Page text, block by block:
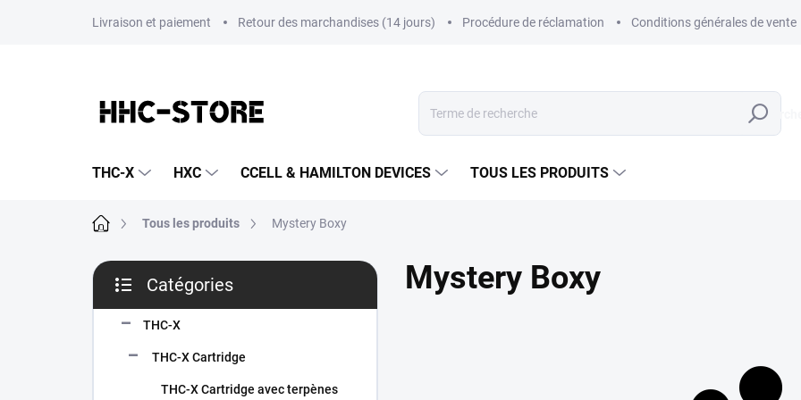
Livraison et paiement Retour des marchandises (14 jours) Procédure de réclamation Conditions générales de vente
Recherche
THC-X HXC CCELL & HAMILTON DEVICES TOUS LES PRODUITS
AccueilTous les produits Mystery Boxy
E
c
les
catégories
Catégories
THC-X
THC-X Cartridge
THC-X Cartridge avec terpènes
Mystery Boxy